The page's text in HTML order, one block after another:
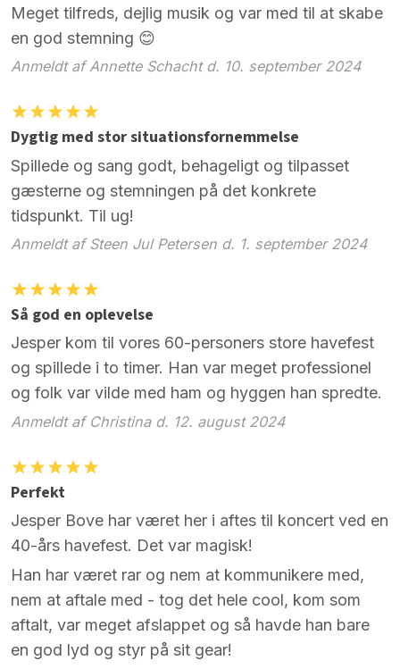
Meget tilfreds, dejlig musik og var med til at skabe
en god stemning 😊
Anmeldt af Annette Schacht d. 10. september 2024
Dygtig med stor situationsfornemmelse
Spillede og sang godt, behageligt og tilpasset
gæsterne og stemningen på det konkrete
tidspunkt. Til ug!
Anmeldt af Steen Jul Petersen d. 1. september 2024
Så god en oplevelse
Jesper kom til vores 60-personers store havefest
og spillede i to timer. Han var meget professionel
og folk var vilde med ham og hyggen han spredte.
Anmeldt af Christina d. 12. august 2024
Perfekt
Jesper Bove har været her i aftes til koncert ved en
40-års havefest. Det var magisk!
Han har været rar og nem at kommunikere med,
nem at aftale med - tog det hele cool, kom som
aftalt, var meget afslappet og så havde han bare
en god lyd og styr på sit gear!